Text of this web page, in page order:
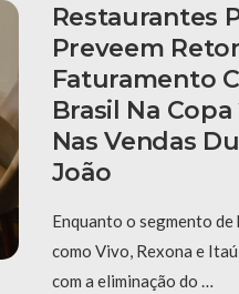
Restaurantes
Preveem
Faturamento
Brasil Na
Nas Vendas
João
Enquanto o segmento
como Vivo, Rexona e
com a eliminação do …